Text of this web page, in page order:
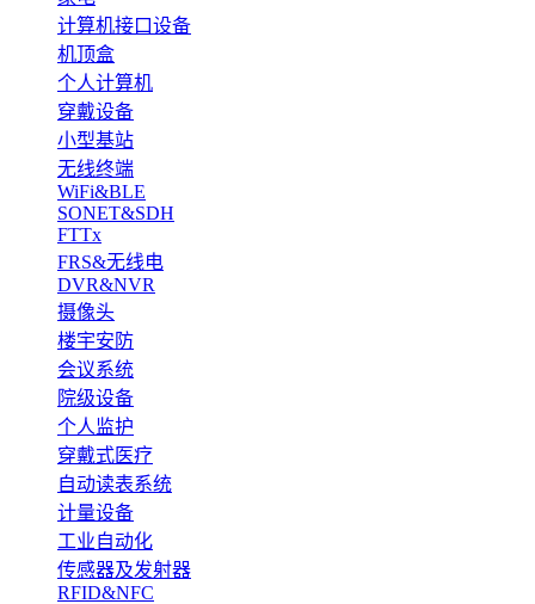
计算机接口设备
机顶盒
个人计算机
穿戴设备
小型基站
无线终端
WiFi&BLE
SONET&SDH
FTTx
FRS&无线电
DVR&NVR
摄像头
楼宇安防
会议系统
院级设备
个人监护
穿戴式医疗
自动读表系统
计量设备
工业自动化
传感器及发射器
RFID&NFC